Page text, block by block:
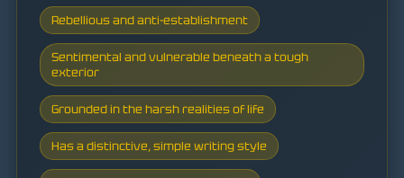
Rebellious and anti-establishment
Sentimental and vulnerable beneath a tough
exterior
Grounded in the harsh realities of life
Has a distinctive, simple writing style